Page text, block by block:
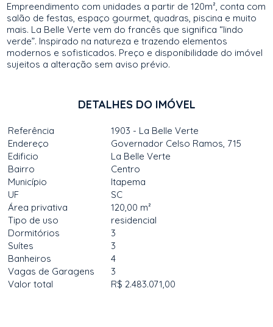
Empreendimento com unidades a partir de 120m², conta com
salão de festas, espaço gourmet, quadras, piscina e muito
mais. La Belle Verte vem do francês que significa “lindo
verde”. Inspirado na natureza e trazendo elementos
modernos e sofisticados. Preço e disponibilidade do imóvel
sujeitos a alteração sem aviso prévio.
DETALHES DO IMÓVEL
Referência
1903 - La Belle Verte
Endereço
Governador Celso Ramos, 715
Edificio
La Belle Verte
Bairro
Centro
Município
Itapema
UF
SC
Área privativa
120,00 m²
Tipo de uso
residencial
Dormitórios
3
Suítes
3
Banheiros
4
Vagas de Garagens
3
Valor total
R$ 2.483.071,00